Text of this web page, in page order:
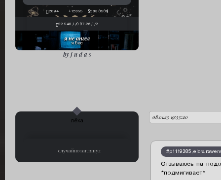
2894 +12355 233 050$
22 548,1/0 07.26,1/2
by j u d a s
я не ангел
я бес
08.01.25 19:55:20
случайно заглянул
автор:
лёха
#p1119385,elora
Отзываюсь на
*подмигивает*